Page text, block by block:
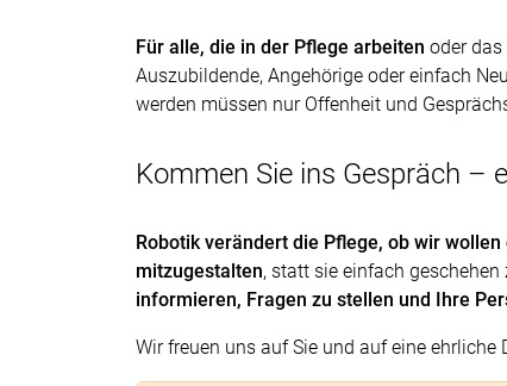
Für alle, die in der Pflege arbeiten oder
Auszubildende, Angehörige oder einfach
werden müssen nur Offenheit und
Kommen Sie ins Gespräch –
Robotik verändert die Pflege, ob wir wollen
mitzugestalten, statt sie einfach
informieren, Fragen zu stellen und Ihre
Wir freuen uns auf Sie und auf eine ehrliche